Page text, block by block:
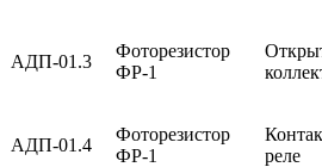
АДП-01.3
Фоторезистор
ФР-1
АДП-01.4
Фоторезистор
ФР-1
реле